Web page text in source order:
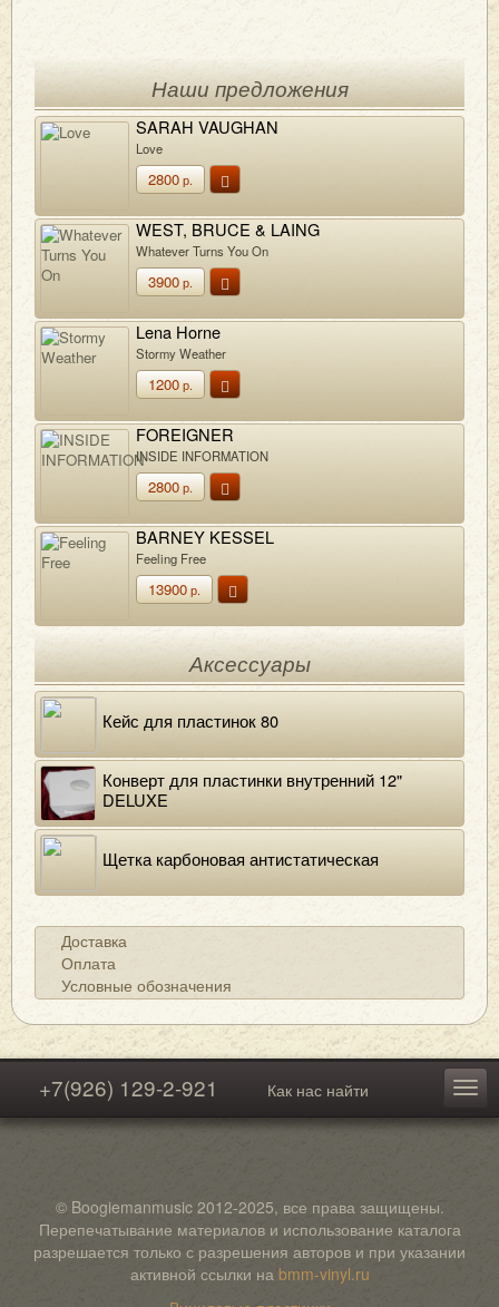
Наши предложения
SARAH VAUGHAN
Love
2800р.
WEST, BRUCE & LAING
Whatever Turns You On
3900р.
Lena Horne
Stormy Weather
1200р.
FOREIGNER
INSIDE INFORMATION
2800р.
BARNEY KESSEL
Feeling Free
13900р.
Аксессуары
Кейс для пластинок 80
Конверт для пластинки внутренний 12"
DELUXE
Щетка карбоновая антистатическая
Доставка
Оплата
Условные обозначения
+7(926) 129-2-921 Как нас найти
© Boogiemanmusic 2012-2025, все права защищены.
Перепечатывание материалов и использование каталога
разрешается только с разрешения авторов и при указании
активной ссылки на bmm-vinyl.ru